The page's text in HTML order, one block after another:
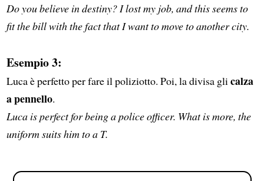
Do you believe in destiny? I lost my job, and this seems to
fit the bill with the fact that I want to move to another city.
Esempio 3:
Luca è perfetto per fare il poliziotto. Poi, la divisa gli calza
a pennello.
Luca is perfect for being a police officer. What is more, the
uniform suits him to a T.